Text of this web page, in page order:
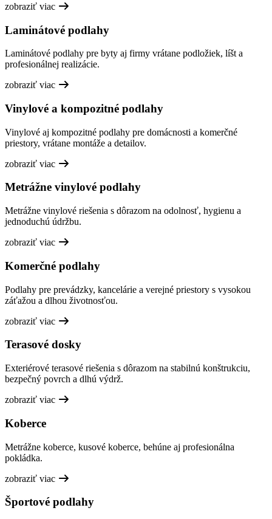
zobraziť viac
Laminátové podlahy
Laminátové podlahy pre byty aj firmy vrátane podložiek, líšt a
profesionálnej realizácie.
zobraziť viac
Vinylové a kompozitné podlahy
Vinylové aj kompozitné podlahy pre domácnosti a komerčné
priestory, vrátane montáže a detailov.
zobraziť viac
Metrážne vinylové podlahy
Metrážne vinylové riešenia s dôrazom na odolnosť, hygienu a
jednoduchú údržbu.
zobraziť viac
Komerčné podlahy
Podlahy pre prevádzky, kancelárie a verejné priestory s vysokou
záťažou a dlhou životnosťou.
zobraziť viac
Terasové dosky
Exteriérové terasové riešenia s dôrazom na stabilnú konštrukciu,
bezpečný povrch a dlhú výdrž.
zobraziť viac
Koberce
Metrážne koberce, kusové koberce, behúne aj profesionálna
pokládka.
zobraziť viac
Športové podlahy